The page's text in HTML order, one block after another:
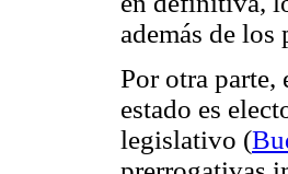
además de
Por otra parte,
estado es
legislativo (